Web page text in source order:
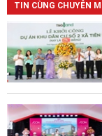
TIN CÙNG CHUYÊN